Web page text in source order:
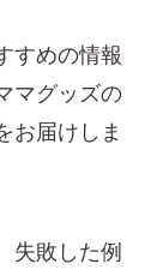
すめの情報
マグッズの
お届けしま
失敗した例